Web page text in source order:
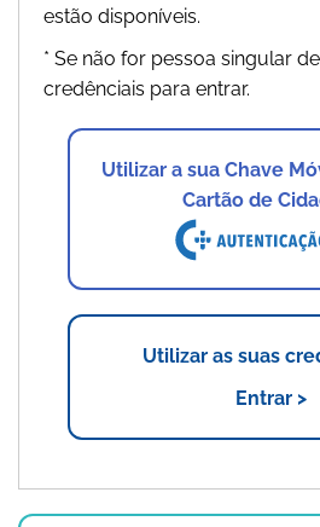
estão disponíveis.
* Se não for pessoa singular
credênciais para entrar.
Utilizar a sua Chave
Cartão de
Utilizar as suas
Entrar >